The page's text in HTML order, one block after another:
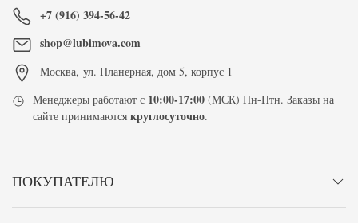
+7 (916) 394-56-42
shop@lubimova.com
Москва, ул. Планерная, дом 5, корпус 1
Менеджеры работают с 10:00-17:00 (МСК) Пн-Птн. Заказы на
сайте принимаютсякруглосуточно.
ПОКУПАТЕЛЮ